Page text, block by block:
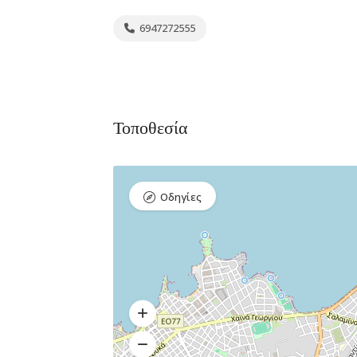
6947272555
Τοποθεσία
Οδηγίες
Premium Πακέτο
Δημητρίου 1, Xαλκίδα
Ξενοδοχεία
Kaminos